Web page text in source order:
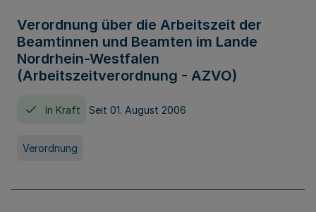
Verordnung über die Arbeitszeit der
Beamtinnen und Beamten im Lande
Nordrhein-Westfalen
(Arbeitszeitverordnung - AZVO)
In Kraft Seit 01. August 2006
Verordnung